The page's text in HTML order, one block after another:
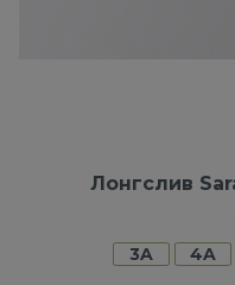
Лонгслив
3A
4A